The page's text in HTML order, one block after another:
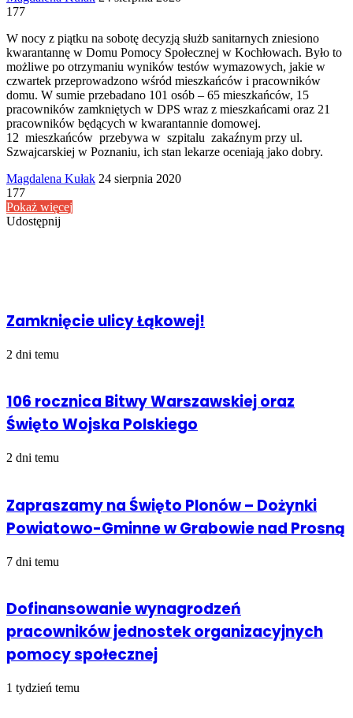
177
W nocy z piątku na sobotę decyzją służb sanitarnych zniesiono
kwarantannę w Domu Pomocy Społecznej w Kochłowach. Było to
możliwe po otrzymaniu wyników testów wymazowych, jakie w
czwartek przeprowadzono wśród mieszkańców i pracowników
domu. W sumie przebadano 101 osób – 65 mieszkańców, 15
pracowników zamkniętych w DPS wraz z mieszkańcami oraz 21
pracowników będących w kwarantannie domowej.
12 mieszkańców przebywa w szpitalu zakaźnym przy ul.
Szwajcarskiej w Poznaniu, ich stan lekarze oceniają jako dobry.
Magdalena Kułak Send
24 sierpnia 2020
177
Pokaż więcej
Udostępnij
Zamknięcie ulicy Łąkowej!
2 dni temu
106 rocznica Bitwy Warszawskiej oraz
Święto Wojska Polskiego
2 dni temu
Zapraszamy na Święto Plonów – Dożynki
Powiatowo-Gminne w Grabowie nad Prosną
7 dni temu
Dofinansowanie wynagrodzeń
pracowników jednostek organizacyjnych
pomocy społecznej
1 tydzień temu